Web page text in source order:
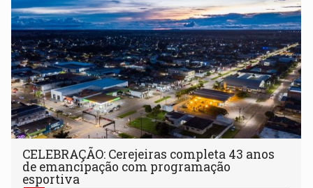
CELEBRAÇÃO: Cerejeiras completa 43 anos
de emancipação com programação
esportiva